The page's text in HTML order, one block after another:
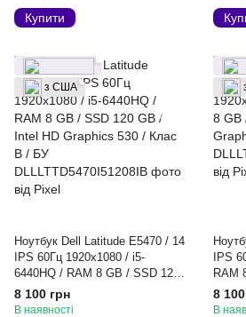
Купити
з США
Ноутбук Dell Latitude E5470 / 14
IPS 60Гц 1920x1080 / i5-
6440HQ / RAM 8 GB / SSD 120
GB / Intel HD Graphics 530 /
Клас B / БУ
8 100 грн
В наявності
IPS
RAM
HD
8
В